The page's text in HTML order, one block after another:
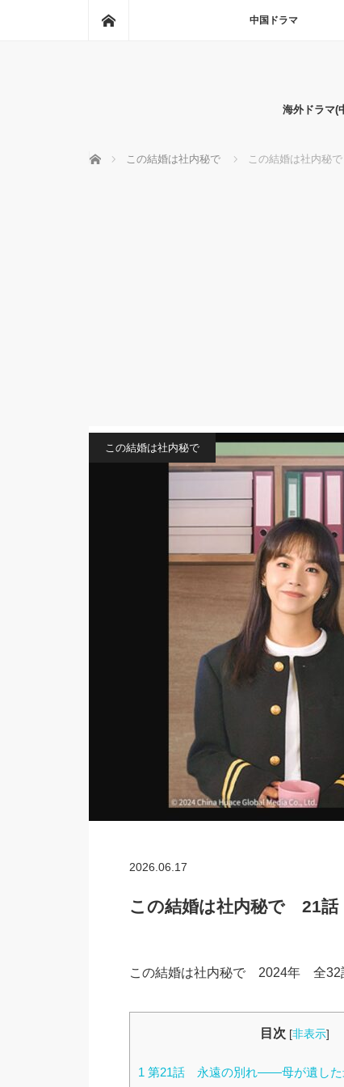
中国ドラマ
海外ドラマ(
ホーム この結婚は社内秘で この結婚は社内秘
この結婚は社内秘で
2026.06.17
この結婚は社内秘で 21
この結婚は社内秘で 2024年 全
目次 [非表示]
1 第21話 永遠の別れ――母が遺した